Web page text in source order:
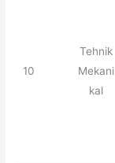
10
Tehnik
Mekani
kal